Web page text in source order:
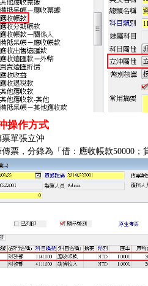
操作方式
單張立沖
票，分錄為「借：應收帳款50000；